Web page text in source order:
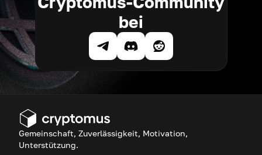
bei
Gemeinschaft, Zuverlässigkeit, Motivation,
Unterstützung.